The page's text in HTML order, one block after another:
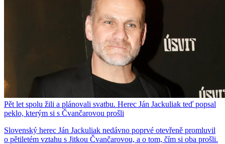
Pět let spolu žili a plánovali svatbu. Herec Ján Jackuliak teď popsal
peklo, kterým si s Čvančarovou prošli
Slovenský herec Ján Jackuliak nedávno poprvé otevřeně promluvil
o pětiletém vztahu s Jitkou Čvančarovou, a o tom, čím si oba prošli.